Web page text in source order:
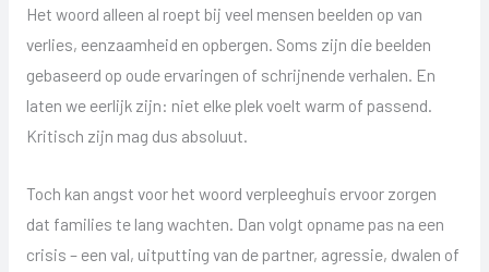
Het woord alleen al roept bij veel mensen beelden op van
verlies, eenzaamheid en opbergen. Soms zijn die beelden
gebaseerd op oude ervaringen of schrijnende verhalen. En
laten we eerlijk zijn: niet elke plek voelt warm of passend.
Kritisch zijn mag dus absoluut.
Toch kan angst voor het woord verpleeghuis ervoor zorgen
dat families te lang wachten. Dan volgt opname pas na een
crisis – een val, uitputting van de partner, agressie, dwalen of